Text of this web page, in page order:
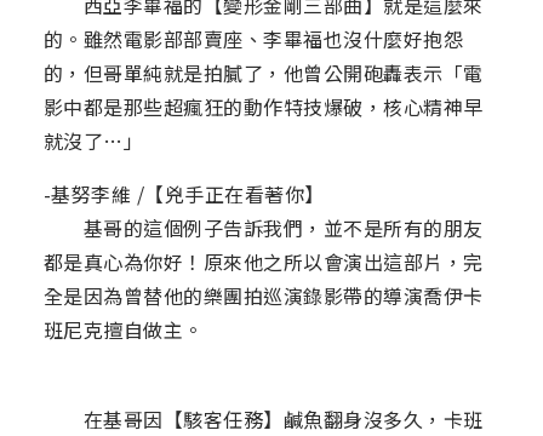
的。雖然電影部部賣座、李畢福也沒什麼好抱怨
的，但哥單純就是拍膩了，他曾公開砲轟表示「電
影中都是那些超瘋狂的動作特技爆破，核心精神早
就沒了…」
-基努李維 /【兇手正在看著你】
基哥的這個例子告訴我們，並不是所有的朋友
都是真心為你好！原來他之所以會演出這部片，完
全是因為曾替他的樂團拍巡演錄影帶的導演喬伊卡
班尼克擅自做主。
在基哥因【駭客任務】鹹魚翻身沒多久，卡班